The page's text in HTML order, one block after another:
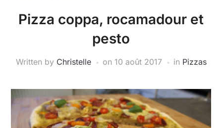
Pizza coppa, rocamadour et
pesto
Written by Christelle on 10 août 2017 in Pizzas